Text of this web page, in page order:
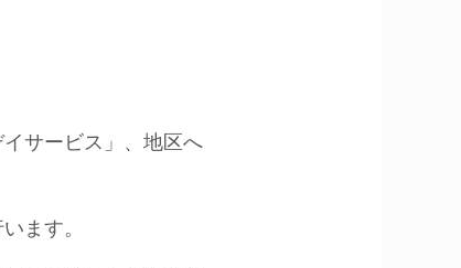
サービス」、地区へ
ます。